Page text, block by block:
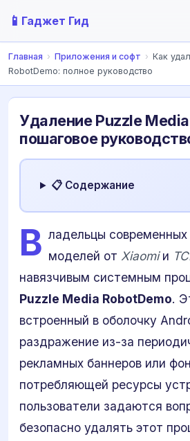
📱 Гаджет Гид
Главная › Приложения и софт › Как
RobotDemo: полное руководство
Удаление Puzzle
пошаговое
📋 Содержание
В ладельцы современных
моделей от Xiaomiи
навязчивым системным
Puzzle Media RobotDemo.
встроенный в оболочку
раздражение из-за
рекламных баннеров или
потребляющей ресурсы
пользователи задаются
безопасно удалять этот